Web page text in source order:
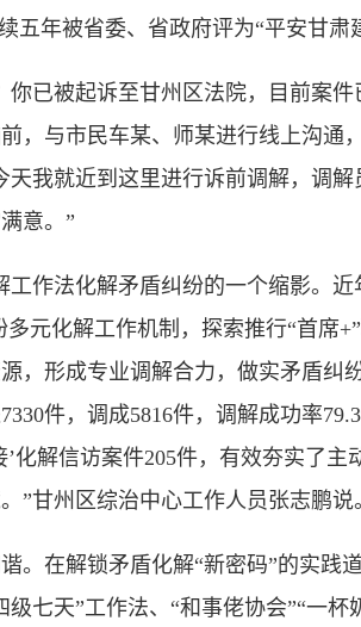
五年被省委、省政府评为“平安甘肃
已被起诉至甘州区法院，目前案
，与市民车某、师某进行线上沟通
我就近到这里进行诉前调解，调
意。”
作法化解矛盾纠纷的一个缩影。近
元化解工作机制，探索推行“首席
，形成专业调解合力，做实矛盾纠
件，调成5816件，调解成功率
’化解信访案件205件，有效夯实了
”甘州区综治中心工作人员张志鹏说
在解锁矛盾化解“新密码”的实践道
七天”工作法、“和事佬协会”“一